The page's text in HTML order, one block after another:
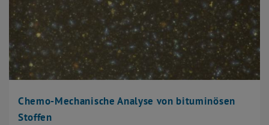
Chemo-Mechanische Analyse von bituminösen
Stoffen